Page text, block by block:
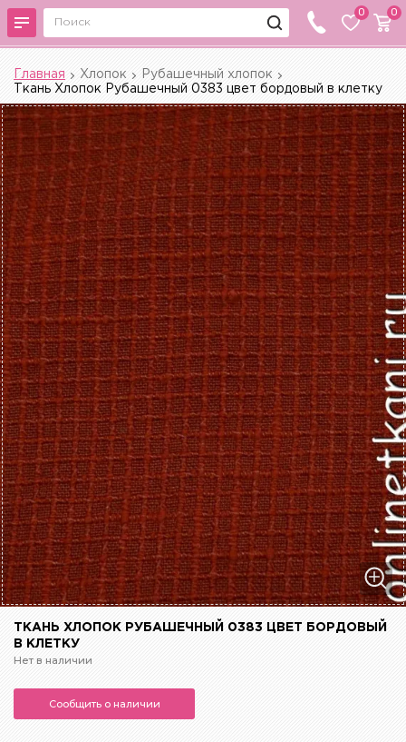
0 0
Главная Хлопок
Рубашечный хлопок
Ткань Хлопок Рубашечный 0383 цвет бордовый в клетку
ТКАНЬ ХЛОПОК РУБАШЕЧНЫЙ 0383 ЦВЕТ БОРДОВЫЙ
В КЛЕТКУ
Нет в наличии
Сообщить о наличии